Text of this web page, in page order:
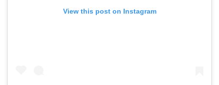
View this post on Instagram